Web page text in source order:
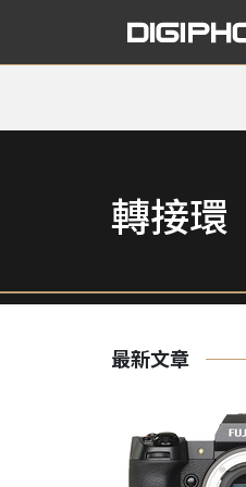
轉接環
最新文章